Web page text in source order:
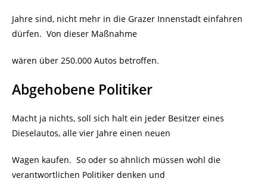
Jahre sind, nicht mehr in die Grazer Innenstadt einfahren
dürfen. Von dieser Maßnahme
wären über 250.000 Autos betroffen.
Abgehobene Politiker
Macht ja nichts, soll sich halt ein jeder Besitzer eines
Dieselautos, alle vier Jahre einen neuen
Wagen kaufen. So oder so ähnlich müssen wohl die
verantwortlichen Politiker denken und